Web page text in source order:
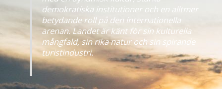
demokratiska institutioner och en alltmer
betydande roll på den internationella
arenan. Landet är känt för sin kulturella
mångfald, sin rika natur och sin spirande
turistindustri.